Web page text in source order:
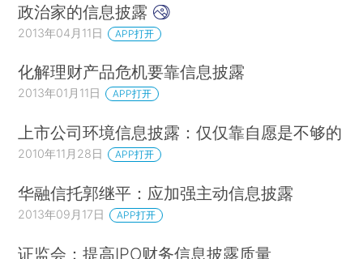
政治家的信息披露
2013年04月11日 APP打开
化解理财产品危机要靠信息披露
2013年01月11日 APP打开
上市公司环境信息披露：仅仅靠自愿是不够的
2010年11月28日 APP打开
华融信托郭继平：应加强主动信息披露
2013年09月17日 APP打开
证监会：提高IPO财务信息披露质量